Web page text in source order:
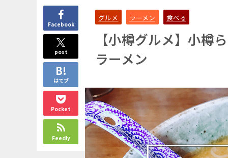
Facebook
post
はてブ
Pocket
Feedly
グルメ ラーメン 食べる
【小樽グルメ】小樽
ラーメン